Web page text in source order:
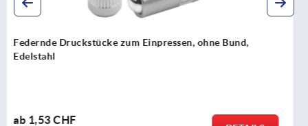
Federnde Druckstücke zum Einpressen, ohne